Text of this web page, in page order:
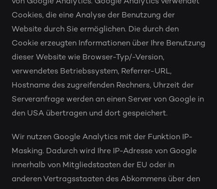
von Google Analytics. Google Analytics verwendet
Cookies, die eine Analyse der Benutzung der
Website durch Sie ermöglichen. Die durch den
Cookie erzeugten Informationen über Ihre Benutzung
dieser Website wie Browser-Typ/-Version,
verwendetes Betriebssystem, Referrer-URL,
Hostname des zugreifenden Rechners, Uhrzeit der
Serveranfrage werden an einen Server von Google in
den USA übertragen und dort gespeichert.
Wir nutzen Google Analytics mit der Funktion IP-
Masking. Dadurch wird Ihre IP-Adresse von Google
innerhalb von Mitgliedstaaten der EU oder in
anderen Vertragsstaaten des Abkommens über den